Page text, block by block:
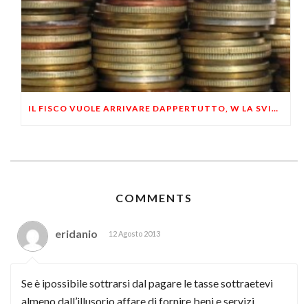
IL FISCO VUOLE ARRIVARE DAPPERTUTTO, W LA SVIZZERA
COMMENTS
eridanio 12 Agosto 2013
Se è ipossibile sottrarsi dal pagare le tasse sottraetevi
almeno dall’illusorio affare di fornire beni e servizi